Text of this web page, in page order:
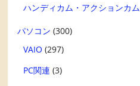
ハンディカム・アクションカム
パソコン (300)
VAIO (297)
PC関連 (3)